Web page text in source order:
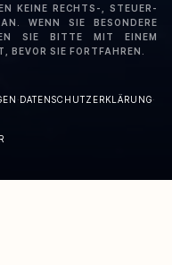
KEINE RECHTS-, STEUER-
WENN SIE BESONDERE
SIE BITTE MIT EINEM
BEVOR SIE FORTFAHREN.
·DATENSCHUTZERKLÄRUNG·